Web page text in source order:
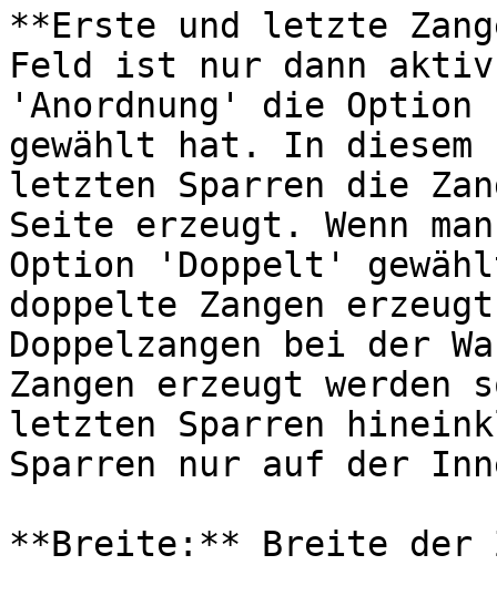
**Erste und letzte
Feld ist nur dann aktiv,
'Anordnung' die
gewählt hat. In
letzten Sparren die
Seite erzeugt. Wenn
Option 'Doppelt'
doppelte Zangen
Doppelzangen bei der
Zangen erzeugt
letzten Sparren
Sparren nur auf der
**Breite:** Breite der